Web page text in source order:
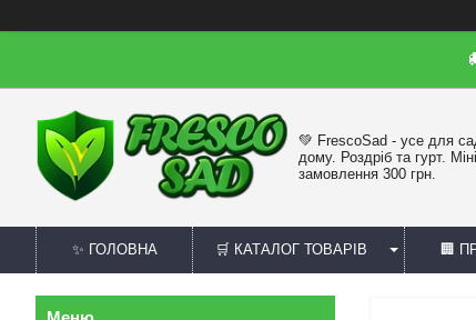
💚 FrescoSad - усе для
дому. Роздріб та гурт.
замовлення 300 грн.
✨ ГОЛОВНА 🛒 КАТАЛОГ ТОВАРІВ 🏢